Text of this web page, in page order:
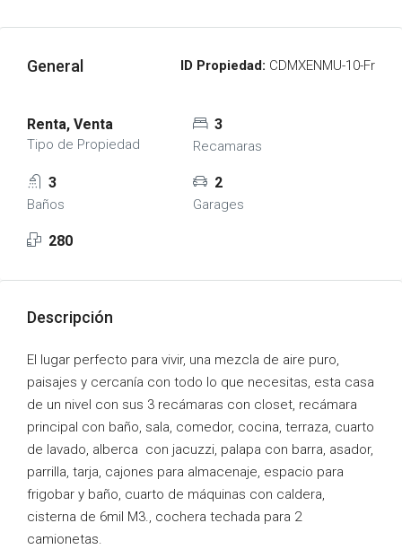
General ID Propiedad: CDMXENMU-10-Fr
Renta, Venta
Tipo de Propiedad
3
Recamaras
3
Baños
2
Garages
280
Descripción
El lugar perfecto para vivir, una mezcla de aire puro,
paisajes y cercanía con todo lo que necesitas, esta casa
de un nivel con sus 3 recámaras con closet, recámara
principal con baño, sala, comedor, cocina, terraza, cuarto
de lavado, alberca con jacuzzi, palapa con barra, asador,
parrilla, tarja, cajones para almacenaje, espacio para
frigobar y baño, cuarto de máquinas con caldera,
cisterna de 6mil M3., cochera techada para 2
camionetas.